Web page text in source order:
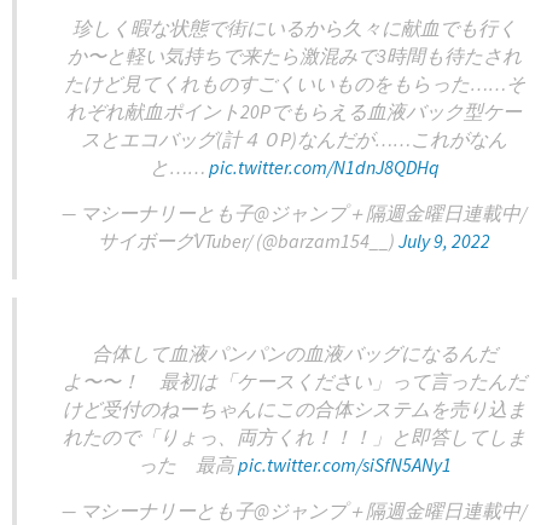
珍しく暇な状態で街にいるから久々に献血でも行く
か〜と軽い気持ちで来たら激混みで3時間も待たされ
たけど見てくれものすごくいいものをもらった……そ
れぞれ献血ポイント20Pでもらえる血液バック型ケー
スとエコバッグ(計４０P)なんだが……これがなん
と…… pic.twitter.com/N1dnJ8QDHq
— マシーナリーとも子@ジャンプ＋隔週金曜日連載中/
サイボーグVTuber/ (@barzam154__) July 9, 2022
合体して血液パンパンの血液バッグになるんだ
よ〜〜！ 最初は「ケースください」って言ったんだ
けど受付のねーちゃんにこの合体システムを売り込ま
れたので「りょっ、両方くれ！！！」と即答してしま
った 最高pic.twitter.com/siSfN5ANy1
— マシーナリーとも子@ジャンプ＋隔週金曜日連載中/